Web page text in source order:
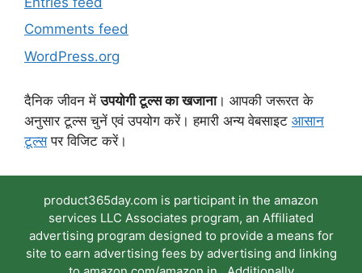
Comments feed
WordPress.org
दैनिक जीवन मेंउपयोगी टूल्स का खजाना। आपकी जरूरत के
अनुसार टूल्स चुनें एवं उपयोग करें। हमारी अन्य वेबसाइट आसान
टूल्सपर विजिट करें।
product365day.com is participant in the amazon
services LLC Associates program, an Affiliated
advertising program designed to provide a means for
site to earn advertising fees by advertising and linking